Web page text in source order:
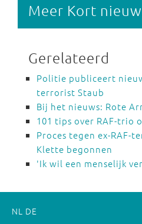
Meer Kort
Gerelateerd
Politie publiceert
terrorist Staub
Bij het nieuws: Rote
101 tips over RAF-trio
Proces tegen ex-RAF-
Klette begonnen
'Ik wil een menselijk
NL DE